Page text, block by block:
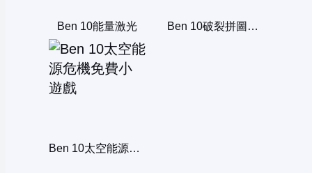
Ben 10能量激光 Ben 10破裂拼圖的挑戰
Ben 10太空能源危機